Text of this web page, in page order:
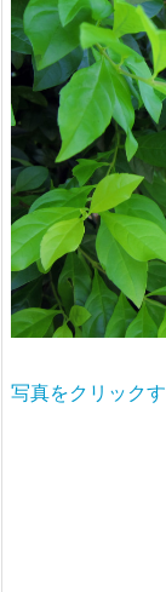
写真をクリック